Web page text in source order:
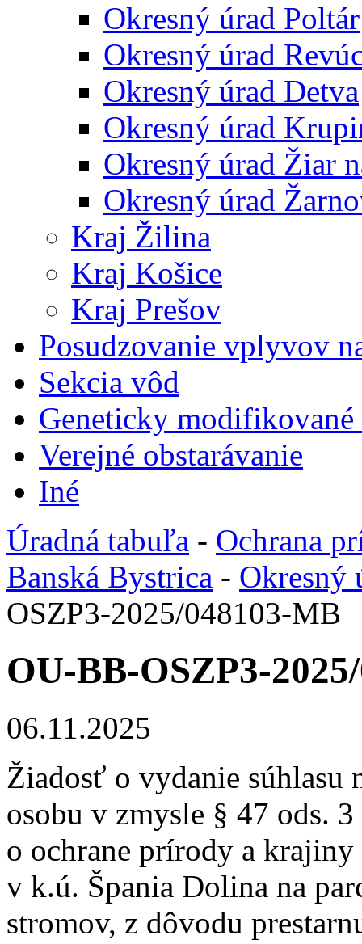
Okresný úrad Poltár
Okresný úrad
Okresný úrad Detva
Okresný úrad
Okresný úrad Žiar
Okresný úrad
Kraj Žilina
Kraj Košice
Kraj Prešov
Posudzovanie vplyvov
Sekcia vôd
Geneticky
Verejné obstarávanie
Iné
Úradná tabuľa - Ochrana
Banská Bystrica - Okresný
OSZP3-2025/048103-MB
OU-BB-OSZP3-
06.11.2025
Žiadosť o vydanie
osobu v zmysle § 47 ods.
o ochrane prírody a
v k.ú. Špania Dolina na
stromov, z dôvodu